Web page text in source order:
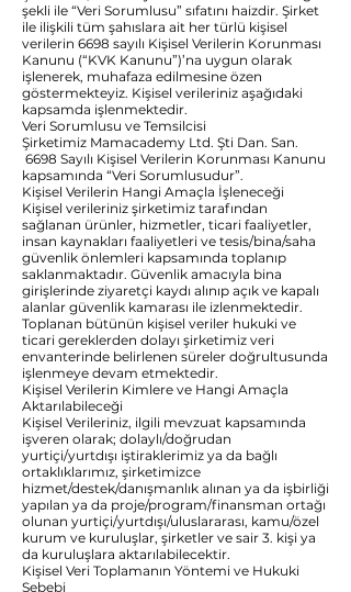
şekli ile “Veri Sorumlusu” sıfatını haizdir. Şirket
ile ilişkili tüm şahıslara ait her türlü kişisel
verilerin 6698 sayılı Kişisel Verilerin Korunması
Kanunu (“KVK Kanunu”)’na uygun olarak
işlenerek, muhafaza edilmesine özen
göstermekteyiz. Kişisel verileriniz aşağıdaki
kapsamda işlenmektedir.
Veri Sorumlusu ve Temsilcisi
Şirketimiz Mamacademy Ltd. Şti Dan. San.
6698 Sayılı Kişisel Verilerin Korunması Kanunu
kapsamında “Veri Sorumlusudur”.
Kişisel Verilerin Hangi Amaçla İşleneceği
Kişisel verileriniz şirketimiz tarafından
sağlanan ürünler, hizmetler, ticari faaliyetler,
insan kaynakları faaliyetleri ve tesis/bina/saha
güvenlik önlemleri kapsamında toplanıp
saklanmaktadır. Güvenlik amacıyla bina
girişlerinde ziyaretçi kaydı alınıp açık ve kapalı
alanlar güvenlik kamarası ile izlenmektedir.
Toplanan bütünün kişisel veriler hukuki ve
ticari gereklerden dolayı şirketimiz veri
envanterinde belirlenen süreler doğrultusunda
işlenmeye devam etmektedir.
Kişisel Verilerin Kimlere ve Hangi Amaçla
Aktarılabileceği
Kişisel Verileriniz, ilgili mevzuat kapsamında
işveren olarak; dolaylı/doğrudan
yurtiçi/yurtdışı iştiraklerimiz ya da bağlı
ortaklıklarımız, şirketimizce
hizmet/destek/danışmanlık alınan ya da işbirliği
yapılan ya da proje/program/finansman ortağı
olunan yurtiçi/yurtdışı/uluslararası, kamu/özel
kurum ve kuruluşlar, şirketler ve sair 3. kişi ya
da kuruluşlara aktarılabilecektir.
Kişisel Veri Toplamanın Yöntemi ve Hukuki
Sebebi